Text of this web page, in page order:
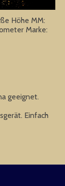
Höhe MM:
Marke:
geeignet.
Einfach